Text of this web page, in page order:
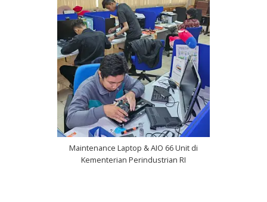
Maintenance Laptop & AIO 66 Unit di
Kementerian Perindustrian RI